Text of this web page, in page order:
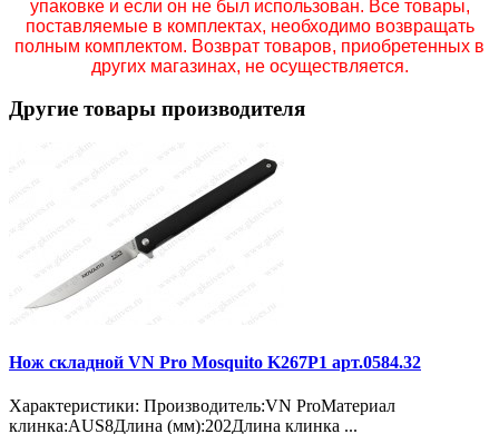
упаковке и если он не был использован. Все товары,
поставляемые в комплектах, необходимо возвращать
полным комплектом. Возврат товаров, приобретенных в
других магазинах, не осуществляется.
Другие товары производителя
Нож складной VN Pro Mosquito K267P1 арт.0584.32
Характеристики: Производитель:VN ProМатериал
клинка:AUS8Длина (мм):202Длина клинка ...